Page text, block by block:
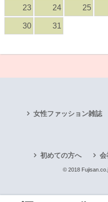
23 24 25
30 31
女性ファッション雑誌
初めての方へ 会
© 2018